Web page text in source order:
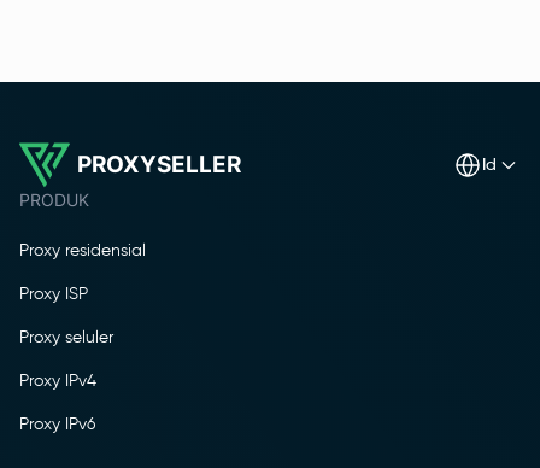
PROXYSELLER id
PRODUK
Proxy residensial
Proxy ISP
Proxy seluler
Proxy IPv4
Proxy IPv6